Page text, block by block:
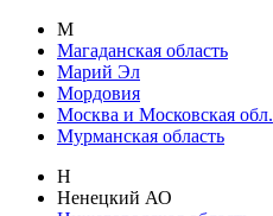
М
Магаданская область
Марий Эл
Мордовия
Москва и Московская обл.
Мурманская область
Н
Ненецкий АО